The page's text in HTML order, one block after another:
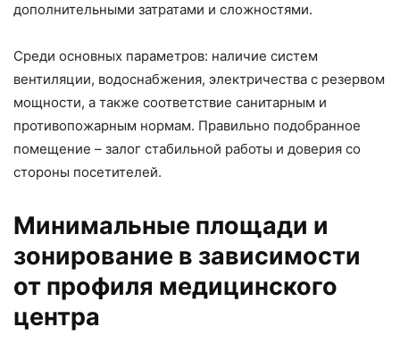
дополнительными затратами и сложностями.
Среди основных параметров: наличие систем
вентиляции, водоснабжения, электричества с резервом
мощности, а также соответствие санитарным и
противопожарным нормам. Правильно подобранное
помещение – залог стабильной работы и доверия со
стороны посетителей.
Минимальные площади и
зонирование в зависимости
от профиля медицинского
центра